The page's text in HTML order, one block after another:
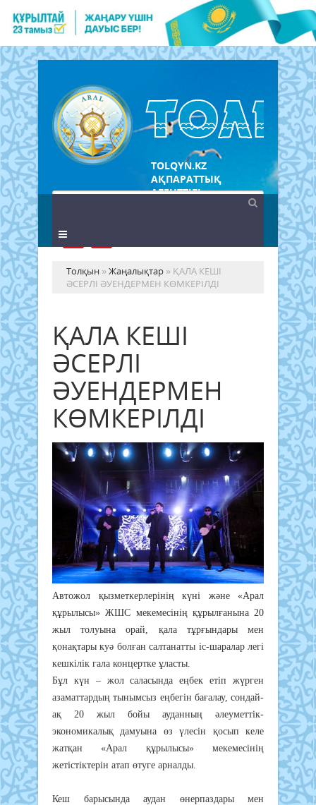
TOLQYN.KZ
АҚПАРАТТЫҚ
АГЕНТТІГІ
Толқын »Жаңалықтар » ҚАЛА КЕШІ
ӘСЕРЛІ ӘУЕНДЕРМЕН КӨМКЕРІЛДІ
ҚАЛА КЕШІ
ӘСЕРЛІ
ӘУЕНДЕРМЕН
КӨМКЕРІЛДІ
Автожол қызметкерлерінің күні және «Арал
құрылысы» ЖШС мекемесінің құрылғанына 20
жыл толуына орай, қала тұрғындары мен
қонақтары куә болған салтанатты іс-шаралар легі
кешкілік гала концертке ұласты.
Бұл күн – жол саласында еңбек етіп жүрген
азаматтардың тынымсыз еңбегін бағалау, сондай-
ақ 20 жыл бойы ауданның әлеуметтік-
экономикалық дамуына өз үлесін қосып келе
жатқан «Арал құрылысы» мекемесінің
жетістіктерін атап өтуге арналды.
Кеш барысында аудан өнерпаздары мен